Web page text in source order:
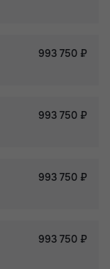
993 750 ₽
993 750 ₽
993 750 ₽
993 750 ₽